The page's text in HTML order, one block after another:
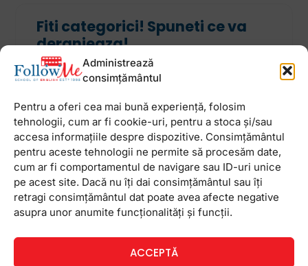
Administrează
consimțământul
Pentru a oferi cea mai bună experiență, folosim
tehnologii, cum ar fi cookie-uri, pentru a stoca și/sau
accesa informațiile despre dispozitive. Consimțământul
pentru aceste tehnologii ne permite să procesăm date,
cum ar fi comportamentul de navigare sau ID-uri unice
pe acest site. Dacă nu îți dai consimțământul sau îți
retragi consimțământul dat poate avea afecte negative
asupra unor anumite funcționalități și funcții.
ACCEPTĂ
Fiti categorici! Spuneti ce va
deranjeaza!
A fi categoric inseamna a le spune celor din jur ce
ganditi si ce simtiti. Va faceti clare intentiile,
vostru sa
6 ianuarie 2014 Niciun comentariu
Consilierea psihologica in scoli
In trecut, oamenii considerau consilierea
psihologica sau psihiatrica ca fiind pentru